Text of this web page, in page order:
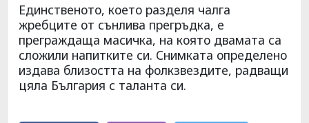
Единственото, което разделя чалга
жребците от сънлива прегръдка, е
преграждаща масичка, на която двамата са
сложили напитките си. Снимката определено
издава близостта на фолкзвездите, радващи
цяла България с таланта си.